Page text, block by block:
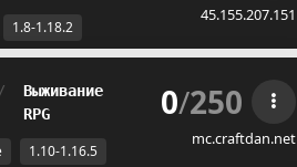
45.155.207.151
1.8-1.18.2
Выживание
RPG 0/250
mc.craftdan.net
1.10-1.16.5